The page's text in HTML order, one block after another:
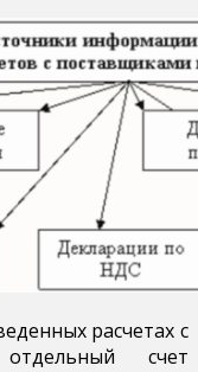
расчетах с
отдельный счет